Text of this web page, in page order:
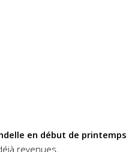
en début de printemps
revenues,